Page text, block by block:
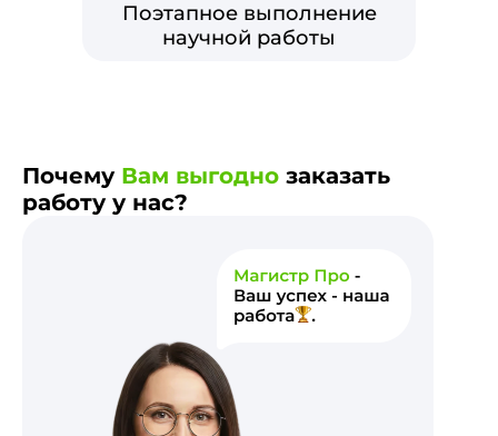
Поэтапное выполнение
научной работы
Почему Вам выгодно заказать
работу у нас?